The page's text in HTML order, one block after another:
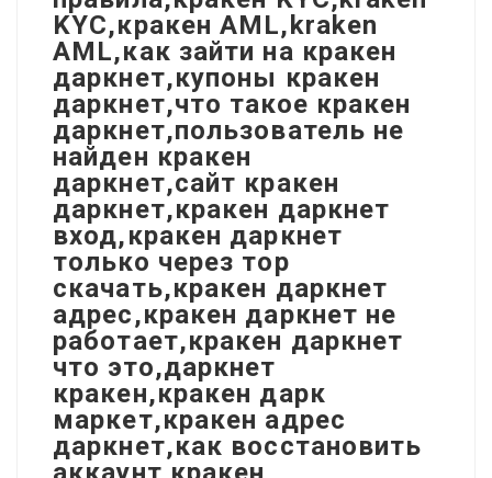
KYC,кракен AML,kraken
AML,как зайти на кракен
даркнет,купоны кракен
даркнет,что такое кракен
даркнет,пользователь не
найден кракен
даркнет,сайт кракен
даркнет,кракен даркнет
вход,кракен даркнет
только через тор
скачать,кракен даркнет
адрес,кракен даркнет не
работает,кракен даркнет
что это,даркнет
кракен,кракен дарк
маркет,кракен адрес
даркнет,как восстановить